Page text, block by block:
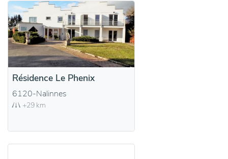
Résidence Le Phenix
6120-Nalinnes
+29 km